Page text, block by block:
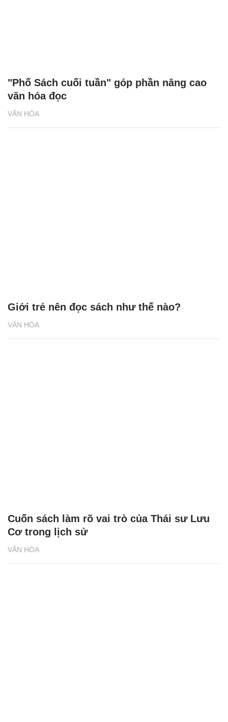
VĂN HÓA
"Phố Sách cuối tuần" góp phần nâng cao
văn hóa đọc
VĂN HÓA
Giới trẻ nên đọc sách như thế nào?
VĂN HÓA
Cuốn sách làm rõ vai trò của Thái sư Lưu
Cơ trong lịch sử